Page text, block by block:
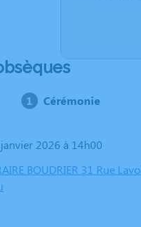
Cérémonie
janvier 2026 à 14h00
BOUDRIER 31 Rue